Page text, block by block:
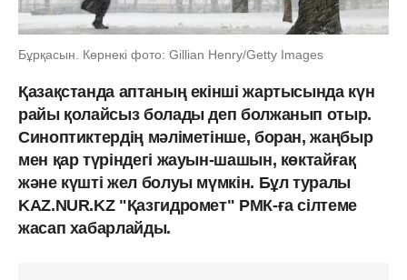
Бұрқасын. Көрнекі фото: Gillian Henry/Getty Images
Қазақстанда аптаның екінші жартысында күн
райы қолайсыз болады деп болжанып отыр.
Синоптиктердің мәліметінше, боран, жаңбыр
мен қар түріндегі жауын-шашын, көктайғақ
және күшті жел болуы мүмкін. Бұл туралы
KAZ.NUR.KZ "Қазгидромет" РМК-ға сілтеме
жасап хабарлайды.